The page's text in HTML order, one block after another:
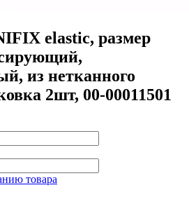
elastic, размер
из нетканного
2шт, 00-00011501
товара